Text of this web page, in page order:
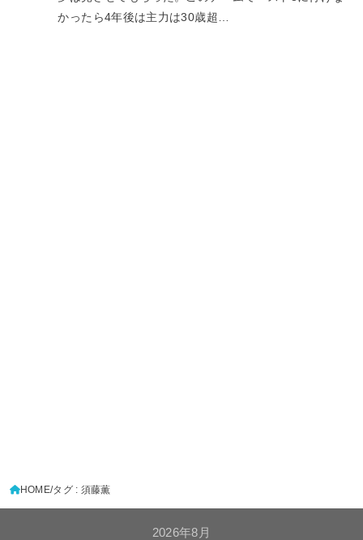
かったら4年後は主力は30歳超…
HOME タグ : 須藤薫
2026年8月